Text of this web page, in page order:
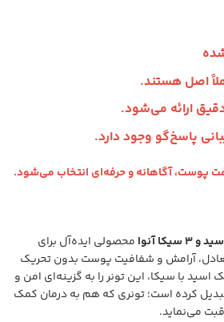
ارائه می‌شود.
پاسخ‌گو وجود دارد.
پوست، آگاهانه و حرفه‌ای انتخاب می‌شود.
آنوا
محصولی ایده‌آل برای
آرامش و شفافیت پوست بدون تحریک
اسید با سیکا، این تونر را به گزینه‌ای امن و
تبدیل کرده است؛ تونری که هم به درمان کمک
می‌نماید.